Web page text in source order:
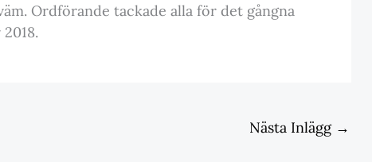
Ordförande tackade alla för det gångna
Nästa Inlägg →